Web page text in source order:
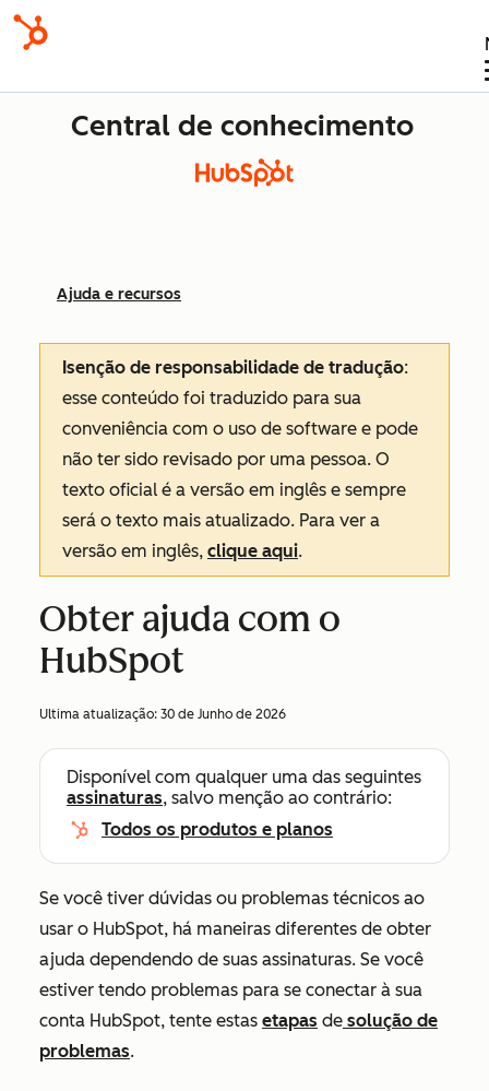
Central de conhecimento
Ajuda e recursos
Isenção de responsabilidade de tradução:
esse conteúdo foi traduzido para sua
conveniência com o uso de software e pode
não ter sido revisado por uma pessoa. O
texto oficial é a versão em inglês e sempre
será o texto mais atualizado. Para ver a
versão em inglês, clique aqui.
Obter ajuda com o
HubSpot
Ultima atualização: 30 de Junho de 2026
Disponível com qualquer uma das seguintes
assinaturas, salvo menção ao contrário:
Todos os produtos e planos
Se você tiver dúvidas ou problemas técnicos ao
usar o HubSpot, há maneiras diferentes de obter
ajuda dependendo de suas assinaturas. Se você
estiver tendo problemas para se conectar à sua
conta HubSpot, tente estas etapas de solução de
problemas.